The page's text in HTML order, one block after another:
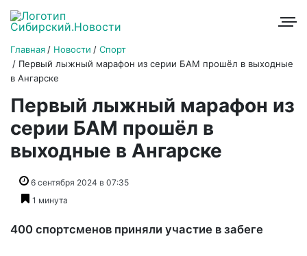
Главная Новости
Спорт
Первый лыжный марафон из серии БАМ прошёл в выходные
в Ангарске
Первый лыжный марафон из
серии БАМ прошёл в
выходные в Ангарске
6 сентября 2024 в 07:35
1 минута
400 спортсменов приняли участие в забеге